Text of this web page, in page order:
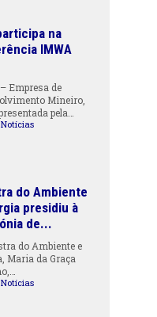
na
IMWA
Empresa de
Mineiro,
pela…
Notícias
do Ambiente
presidiu à
de...
do Ambiente e
Maria da Graça
Notícias